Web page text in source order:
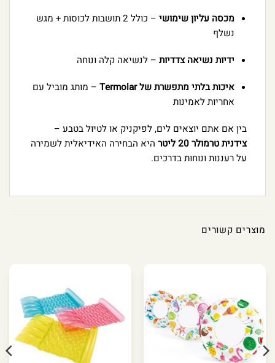
מכסה עליון שימושי
– כולל 2 תושבות לכוסות + מגש
נשלף
ידיות נשיאה צדדיות– לנשיאה קלה ונוחה
איכות בלתי מתפשרת של Termolar
– מותג מוביל עם
אחריות לאמינות
בין אם אתם יוצאים לים, לפיקניק או לטיול בטבע –
צידנית טרמולר 20 ליטר
היא הבחירה האידיאלית לשמירה
על רעננות ונוחות בדרכים.
מוצרים קשורים